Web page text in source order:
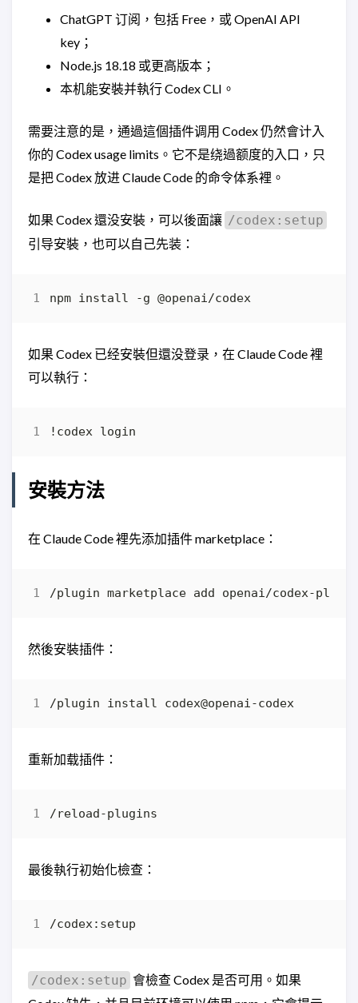
ChatGPT 订阅，包括 Free，或 OpenAI API
key；
Node.js 18.18 或更高版本；
本机能安裝并執行 Codex CLI。
需要注意的是，通過這個插件调用 Codex 仍然會计入
你的 Codex usage limits。它不是绕過额度的入口，只
是把 Codex 放进 Claude Code 的命令体系裡。
如果 Codex 還没安裝，可以後面讓 /codex:setup
引导安裝，也可以自己先装：
如果 Codex 已经安裝但還没登录，在 Claude Code 裡
可以執行：
安裝方法
在 Claude Code 裡先添加插件 marketplace：
然後安裝插件：
重新加载插件：
最後執行初始化檢查：
/codex:setup 會檢查 Codex 是否可用。如果